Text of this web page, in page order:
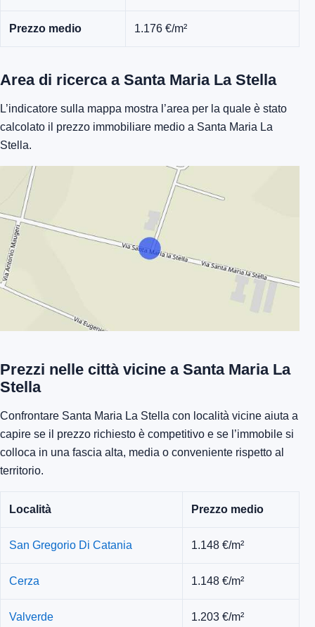
Prezzo medio 1.176 €/m²
Area di ricerca a Santa Maria La Stella
L’indicatore sulla mappa mostra l’area per la quale è stato
calcolato il prezzo immobiliare medio a Santa Maria La
Stella.
Prezzi nelle città vicine a Santa Maria La
Stella
Confrontare Santa Maria La Stella con località vicine aiuta a
capire se il prezzo richiesto è competitivo e se l’immobile si
colloca in una fascia alta, media o conveniente rispetto al
territorio.
Località Prezzo medio
San Gregorio Di Catania 1.148 €/m²
Cerza 1.148 €/m²
Valverde 1.203 €/m²